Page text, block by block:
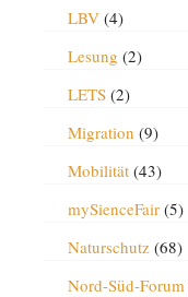
LBV(4)
Lesung (2)
LETS(2)
Migration (9)
Mobilität(43)
mySienceFair(5)
Naturschutz(68)
Nord-Süd-Forum